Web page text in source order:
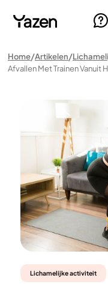
Home Artikelen
Lichamelijke activiteit